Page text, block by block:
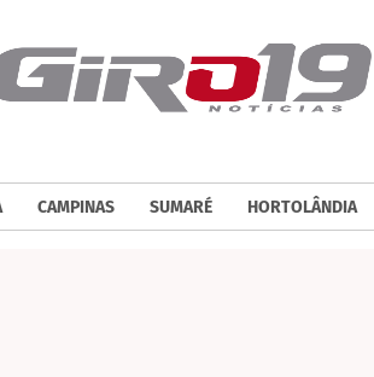
CAMPINAS SUMARÉ HORTOLÂNDIA